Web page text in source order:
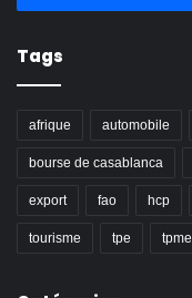
Tags
afrique automobile
bourse de casablanca
export fao hcp
tourisme tpe tpme